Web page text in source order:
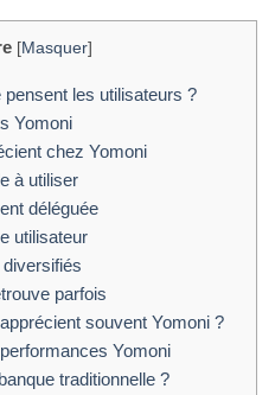
[Masquer]
les utilisateurs ?
Yomoni
chez Yomoni
à utiliser
déléguée
utilisateur
parfois
souvent Yomoni ?
Yomoni
traditionnelle ?